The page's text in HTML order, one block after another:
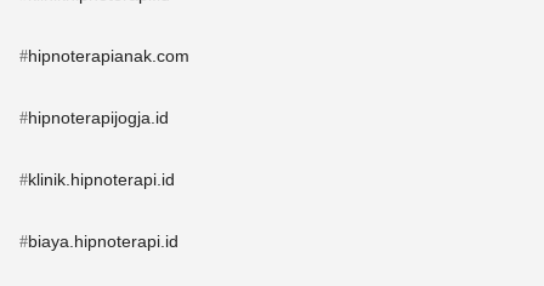
#hipnoterapianak.com
#hipnoterapijogja.id
#klinik.hipnoterapi.id
#biaya.hipnoterapi.id